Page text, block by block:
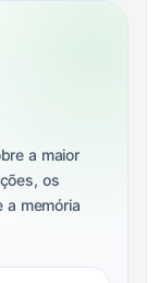
a maior
os
a memória